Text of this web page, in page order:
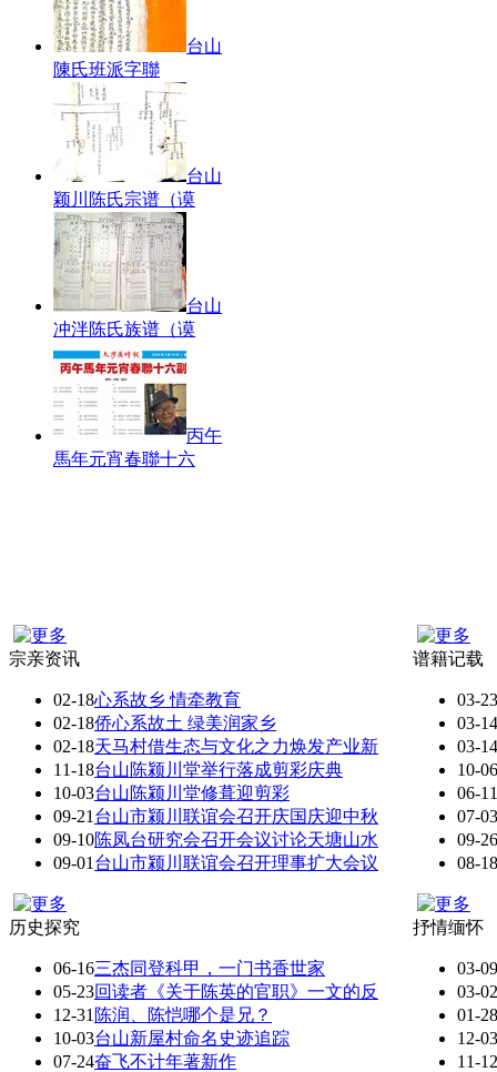
台山
陳氏班派字聯
台山
颖川陈氏宗谱（谟
台山
冲泮陈氏族谱（谟
丙午
馬年元宵春聯十六
宗亲资讯
02-18心系故乡 情牵教育
02-18侨心系故土 绿美润家乡
02-18天马村借生态与文化之力焕发产业新
11-18台山陈颍川堂举行落成剪彩庆典
10-03台山陈颍川堂修葺迎剪彩
09-21 台山市颍川联谊会召开庆国庆迎中秋
09-10陈凤台研究会召开会议讨论天塘山水
09-01 台山市颍川联谊会召开理事扩大会议
谱籍记载
03-23
03-14
03-14
10-06
06-11
07-03
09-26
08-18
历史探究
06-16三杰同登科甲，一门书香世家
05-23回读者《关于陈英的官职》一文的反
12-31 陈润、陈恺哪个是兄？
10-03台山新屋村命名史迹追踪
07-24奋飞不计年著新作
抒情缅怀
03-09
03-02
01-28
12-03
11-12